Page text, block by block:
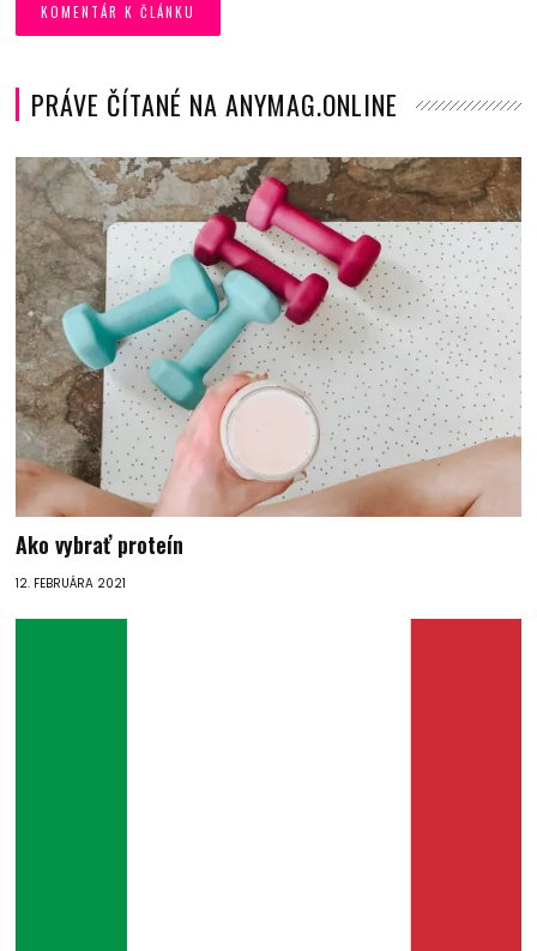
PRÁVE ČÍTANÉ NA ANYMAG.ONLINE
Ako vybrať proteín
12. FEBRUÁRA 2021